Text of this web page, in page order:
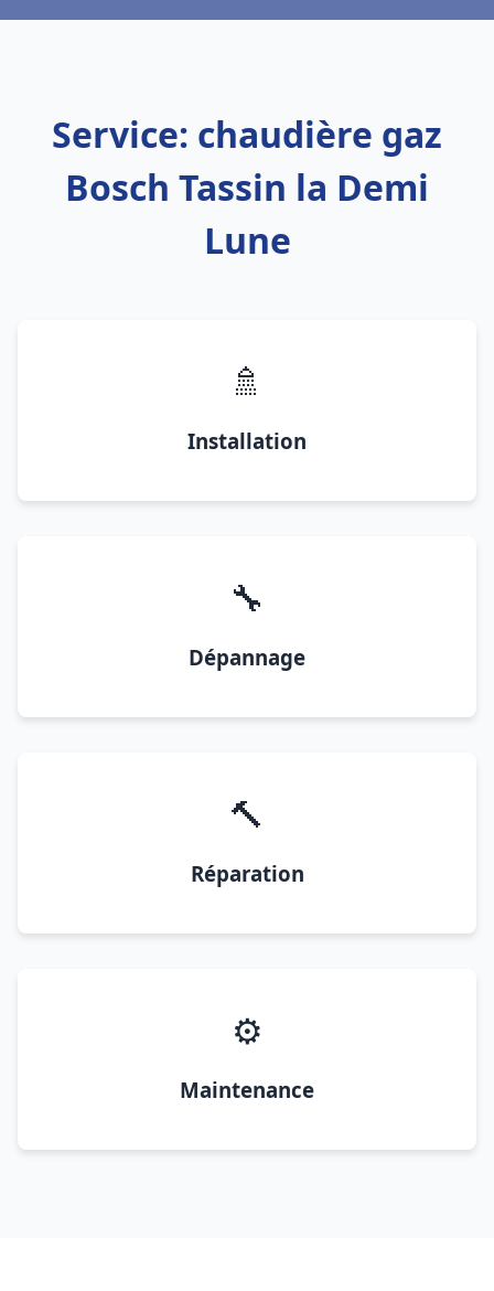
Service: chaudière gaz
Bosch Tassin la Demi
Lune
🚿
Installation
🔧
Dépannage
🔨
Réparation
⚙️
Maintenance